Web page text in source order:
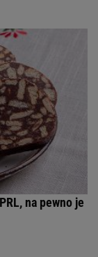
na pewno je